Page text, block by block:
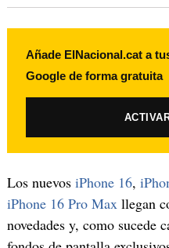
Añade ElNacional.cat a
Google de forma gratuita
Los nuevos iPhone 16,
iPhone 16 Pro Maxllegan
novedades y, como sucede